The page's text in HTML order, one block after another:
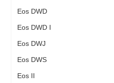
Eos DWD
Eos DWD I
Eos DWJ
Eos DWS
Eos II